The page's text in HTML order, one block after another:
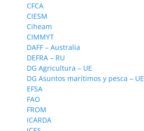
CFCA
CIESM
Ciheam
CIMMYT
DAFF – Australia
DEFRA – RU
DG Agricultura – UE
DG Asuntos marítimos y pesca – UE
EFSA
FAO
FROM
ICARDA